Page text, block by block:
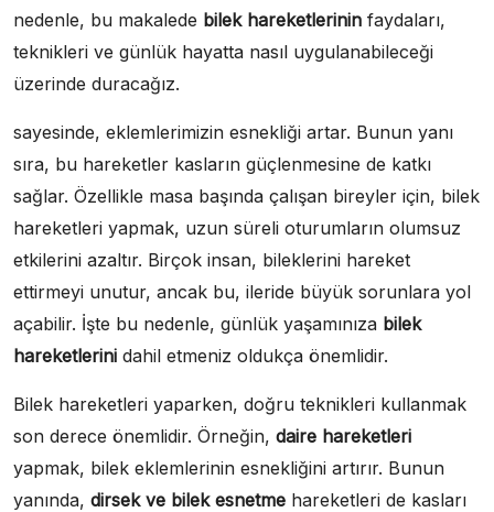
nedenle, bu makalede bilek hareketlerinin faydaları,
teknikleri ve günlük hayatta nasıl uygulanabileceği
üzerinde duracağız.
sayesinde, eklemlerimizin esnekliği artar. Bunun yanı
sıra, bu hareketler kasların güçlenmesine de katkı
sağlar. Özellikle masa başında çalışan bireyler için, bilek
hareketleri yapmak, uzun süreli oturumların olumsuz
etkilerini azaltır. Birçok insan, bileklerini hareket
ettirmeyi unutur, ancak bu, ileride büyük sorunlara yol
açabilir. İşte bu nedenle, günlük yaşamınıza bilek
hareketlerini dahil etmeniz oldukça önemlidir.
Bilek hareketleri yaparken, doğru teknikleri kullanmak
son derece önemlidir. Örneğin, daire hareketleri
yapmak, bilek eklemlerinin esnekliğini artırır. Bunun
yanında, dirsek ve bilek esnetme hareketleri de kasları